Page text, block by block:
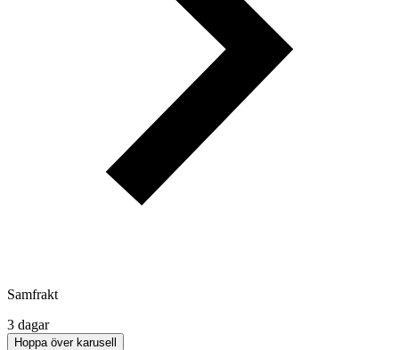
Samfrakt
3 dagar
Hoppa över karusell